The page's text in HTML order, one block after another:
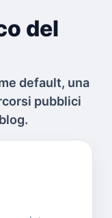
del
default, una
pubblici